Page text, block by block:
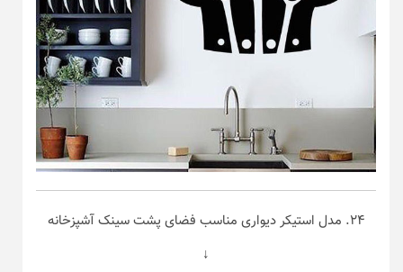
۲۴. مدل استیکر دیواری مناسب فضای پشت سینک آشپزخانه
↓